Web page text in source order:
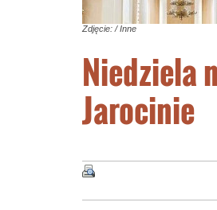
Zdjęcie: / Inne
Niedziela
Jarocinie